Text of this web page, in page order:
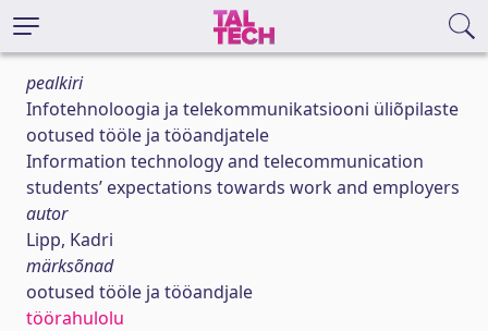
pealkiri
Infotehnoloogia ja telekommunikatsiooni üliõpilaste
ootused tööle ja tööandjatele
Information technology and telecommunication
students’ expectations towards work and employers
autor
Lipp, Kadri
märksõnad
ootused tööle ja tööandjale
töörahulolu